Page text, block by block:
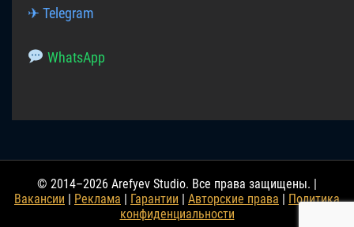
✈ Telegram
WhatsApp
© 2014–2026 Arefyev Studio. Все права защищены. |
Вакансии | Реклама | Гарантии | Авторские права | Политика
конфиденциальности